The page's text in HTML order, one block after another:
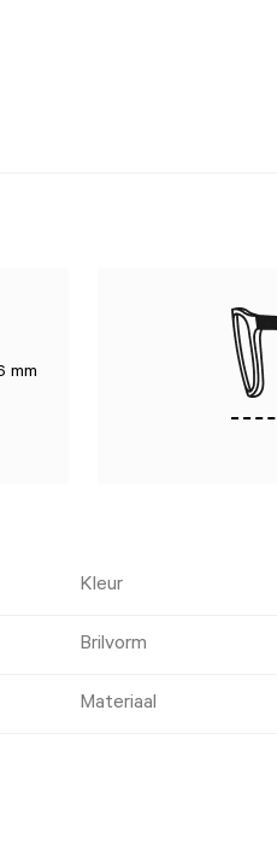
mm
Kleur
Brilvorm
Materiaal